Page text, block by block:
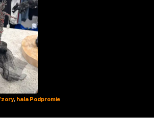
, hala Podpromie